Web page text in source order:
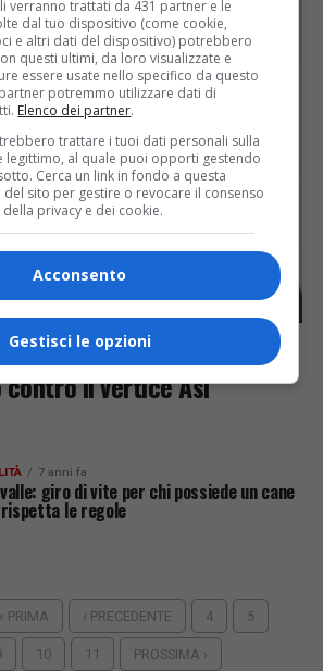
contro il vertice Asl
7 anni fa
giro di vite per chi possiede un cane
rispetta le regole
« PRIMA ‹ PRECEDENTE 4 5
10 11 PROSSIMA ›
verranno trattati da 431 partner e le
dal tuo dispositivo (come cookie,
e altri dati del dispositivo) potrebbero
questi ultimi, da loro visualizzate e
essere usate nello specifico da questo
potremmo utilizzare dati di
Elenco dei partner.
trattare i tuoi dati personali sulla
legittimo, al quale puoi opporti gestendo
Cerca un link in fondo a questa
del sito per gestire o revocare il consenso
privacy e dei cookie.
Acconsento
Gestisci le opzioni